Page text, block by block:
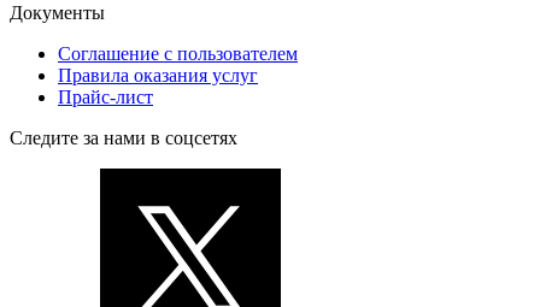
Документы
Соглашение с пользователем
Правила оказания услуг
Прайс-лист
Следите за нами в соцсетях